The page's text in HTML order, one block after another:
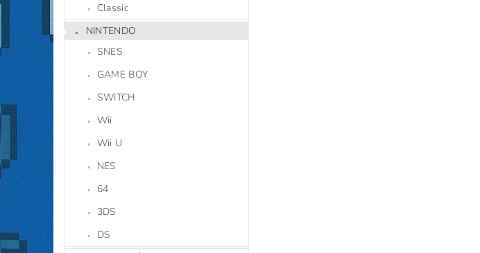
Classic
NINTENDO
SNES
GAME BOY
SWITCH
Wii
Wii U
NES
64
3DS
DS